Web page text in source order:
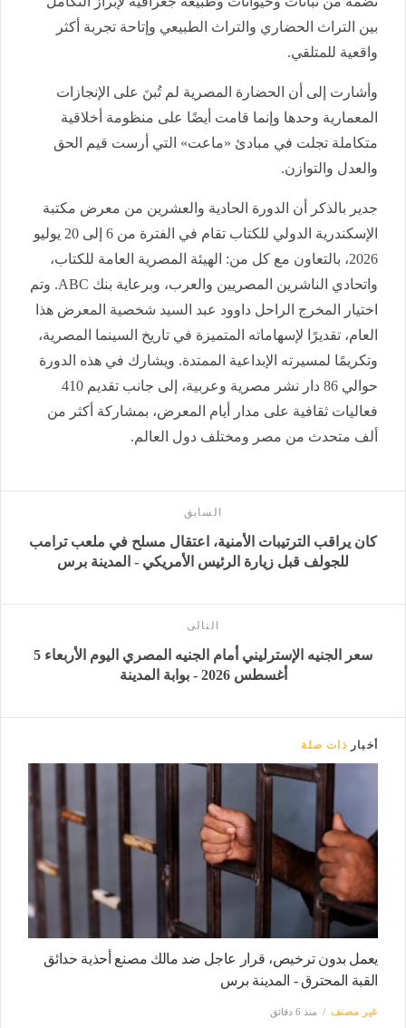
بين التراث الحضاري والتراث الطبيعي وإتاحة تجربة أكثر
واقعية للمتلقي.
وأشارت إلى أن الحضارة المصرية لم تُبنَ على الإنجازات
المعمارية وحدها وإنما قامت أيضًا على منظومة أخلاقية
متكاملة تجلت في مبادئ «ماعت» التي أرست قيم الحق
والعدل والتوازن.
جدير بالذكر أن الدورة الحادية والعشرين من معرض مكتبة
الإسكندرية الدولي للكتاب تقام في الفترة من 6 إلى 20 يوليو
2026، بالتعاون مع كل من: الهيئة المصرية العامة للكتاب،
واتحادي الناشرين المصريين والعرب، وبرعاية بنك ABC. وتم
اختيار المخرج الراحل داوود عبد السيد شخصية المعرض هذا
العام، تقديرًا لإسهاماته المتميزة في تاريخ السينما المصرية،
وتكريمًا لمسيرته الإبداعية الممتدة. ويشارك في هذه الدورة
حوالي 86 دار نشر مصرية وعربية، إلى جانب تقديم 410
فعاليات ثقافية على مدار أيام المعرض، بمشاركة أكثر من
ألف متحدث من مصر ومختلف دول العالم.
السابق
كان يراقب الترتيبات الأمنية، اعتقال مسلح في ملعب ترامب
للجولف قبل زيارة الرئيس الأمريكي - المدينة برس
التالى
سعر الجنيه الإسترليني أمام الجنيه المصري اليوم الأربعاء 5
أغسطس 2026 - بوابة المدينة
أخبار ذات صلة
يعمل بدون ترخيص، قرار عاجل ضد مالك مصنع أحذية حدائق
القبة المحترق - المدينة برس
غير مصنف منذ 6 دقائق